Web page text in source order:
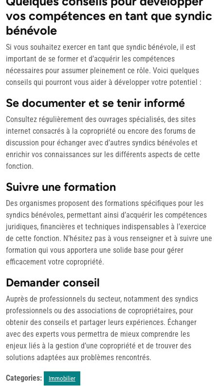
vos compétences en tant que syndic
bénévole
Si vous souhaitez exercer en tant que syndic bénévole, il est
important de se former et d’acquérir les compétences
nécessaires pour assumer pleinement ce rôle. Voici quelques
conseils qui pourront vous aider à développer votre potentiel :
Se documenter et se tenir informé
Consultez régulièrement des ouvrages spécialisés, des sites
internet consacrés à la copropriété ou encore des forums de
discussion pour échanger avec d’autres syndics bénévoles et
enrichir vos connaissances sur les différents aspects de cette
fonction.
Suivre une formation
Des organismes proposent des formations spécifiques pour les
syndics bénévoles, permettant ainsi d’acquérir les compétences
juridiques, financières et techniques indispensables à l’exercice
de cette fonction. N’hésitez pas à vous renseigner et à suivre une
formation qui vous apportera une solide base pour gérer
efficacement votre copropriété.
Demander conseil
Auprès de professionnels du secteur, notamment des syndics
professionnels ou des associations de copropriétaires, pour
obtenir des conseils et partager leurs expériences. Échanger
avec des experts vous permettra de mieux comprendre les
enjeux liés à la gestion d’une copropriété et de trouver des
solutions adaptées aux problèmes rencontrés.
Categories: Immobilier